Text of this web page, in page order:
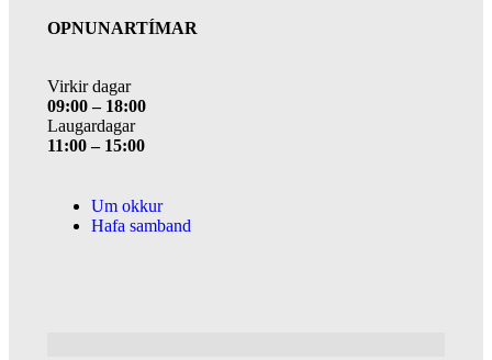
OPNUNARTÍMAR
Virkir dagar
09:00 – 18:00
Laugardagar
11:00 – 15:00
Um okkur
Hafa samband